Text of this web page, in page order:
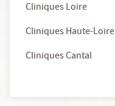
Cliniques Loire
Cliniques Haute-Loire
Cliniques Cantal